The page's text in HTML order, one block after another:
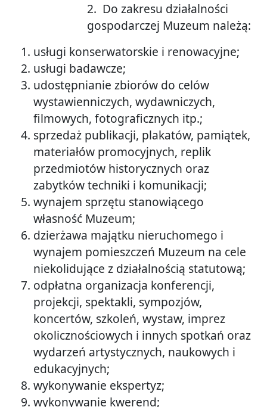
2. Do zakresu działalności
gospodarczej Muzeum należą:
usługi konserwatorskie i renowacyjne;
usługi badawcze;
udostępnianie zbiorów do celów
wystawienniczych, wydawniczych,
filmowych, fotograficznych itp.;
sprzedaż publikacji, plakatów, pamiątek,
materiałów promocyjnych, replik
przedmiotów historycznych oraz
zabytków techniki i komunikacji;
wynajem sprzętu stanowiącego
własność Muzeum;
dzierżawa majątku nieruchomego i
wynajem pomieszczeń Muzeum na cele
niekolidujące z działalnością statutową;
odpłatna organizacja konferencji,
projekcji, spektakli, sympozjów,
koncertów, szkoleń, wystaw, imprez
okolicznościowych i innych spotkań oraz
wydarzeń artystycznych, naukowych i
edukacyjnych;
wykonywanie ekspertyz;
wykonywanie kwerend;